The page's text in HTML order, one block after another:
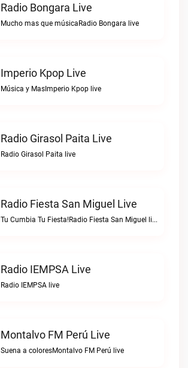
Radio Bongara Live
Mucho mas que músicaRadio Bongara live
Imperio Kpop Live
Música y MasImperio Kpop live
Radio Girasol Paita Live
Radio Girasol Paita live
Radio Fiesta San Miguel Live
Tu Cumbia Tu Fiesta!Radio Fiesta San Miguel live
Radio IEMPSA Live
Radio IEMPSA live
Montalvo FM Perú Live
Suena a coloresMontalvo FM Perú live